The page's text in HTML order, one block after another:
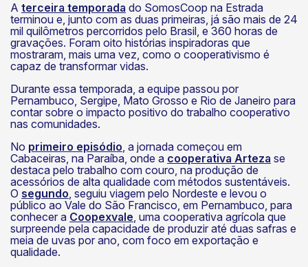
A terceira temporada do SomosCoop na Estrada
terminou e, junto com as duas primeiras, já são mais de 24
mil quilômetros percorridos pelo Brasil, e 360 horas de
gravações. Foram oito histórias inspiradoras que
mostraram, mais uma vez, como o cooperativismo é
capaz de transformar vidas.
Durante essa temporada, a equipe passou por
Pernambuco, Sergipe, Mato Grosso e Rio de Janeiro para
contar sobre o impacto positivo do trabalho cooperativo
nas comunidades.
No primeiro episódio, a jornada começou em
Cabaceiras, na Paraíba, onde a cooperativa Arteza se
destaca pelo trabalho com couro, na produção de
acessórios de alta qualidade com métodos sustentáveis.
O segundo, seguiu viagem pelo Nordeste e levou o
público ao Vale do São Francisco, em Pernambuco, para
conhecer a Coopexvale, uma cooperativa agrícola que
surpreende pela capacidade de produzir até duas safras e
meia de uvas por ano, com foco em exportação e
qualidade.